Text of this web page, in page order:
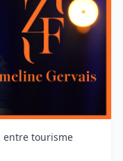
entre tourisme